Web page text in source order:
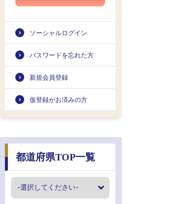
ソーシャルログイン
パスワードを忘れた方
新規会員登録
仮登録がお済みの方
都道府県TOP一覧